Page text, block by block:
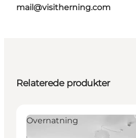
mail@visitherning.com
Relaterede produkter
Overnatning